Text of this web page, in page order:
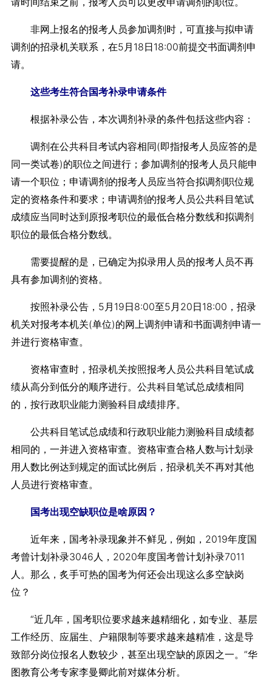
非网上报名的报考人员参加调剂时，可直接与拟申请
调剂的招录机关联系，在5月18日18:00前提交书面调剂申
请。
这些考生符合国考补录申请条件
根据补录公告，本次调剂补录的条件包括这些内容：
调剂在公共科目考试内容相同(即指报考人员应答的是
同一类试卷)的职位之间进行；参加调剂的报考人员只能申
请一个职位；申请调剂的报考人员应当符合拟调剂职位规
定的资格条件和要求；申请调剂的报考人员公共科目笔试
成绩应当同时达到原报考职位的最低合格分数线和拟调剂
职位的最低合格分数线。
需要提醒的是，已确定为拟录用人员的报考人员不再
具有参加调剂的资格。
按照补录公告，5月19日8:00至5月20日18:00，招录
机关对报考本机关(单位)的网上调剂申请和书面调剂申请一
并进行资格审查。
资格审查时，招录机关按照报考人员公共科目笔试成
绩从高分到低分的顺序进行。公共科目笔试总成绩相同
的，按行政职业能力测验科目成绩排序。
公共科目笔试总成绩和行政职业能力测验科目成绩都
相同的，一并进入资格审查。资格审查合格人数与计划录
用人数比例达到规定的面试比例后，招录机关不再对其他
人员进行资格审查。
国考出现空缺职位是啥原因？
近年来，国考补录现象并不鲜见，例如，2019年度国
考曾计划补录3046人，2020年度国考曾计划补录7011
人。那么，炙手可热的国考为何还会出现这么多空缺岗
位？
“近几年，国考职位要求越来越精细化，如专业、基层
工作经历、应届生、户籍限制等要求越来越精准，这是导
致部分岗位报名人数较少，甚至出现空缺的原因之一。”华
图教育公考专家李曼卿此前对媒体分析。